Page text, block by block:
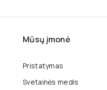
Mūsų įmonė
Pristatymas
Svetainės medis